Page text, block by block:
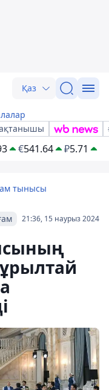
Қаз
€541.64 ₽5.71
тынысы
21:36, 15 наурыз 2024